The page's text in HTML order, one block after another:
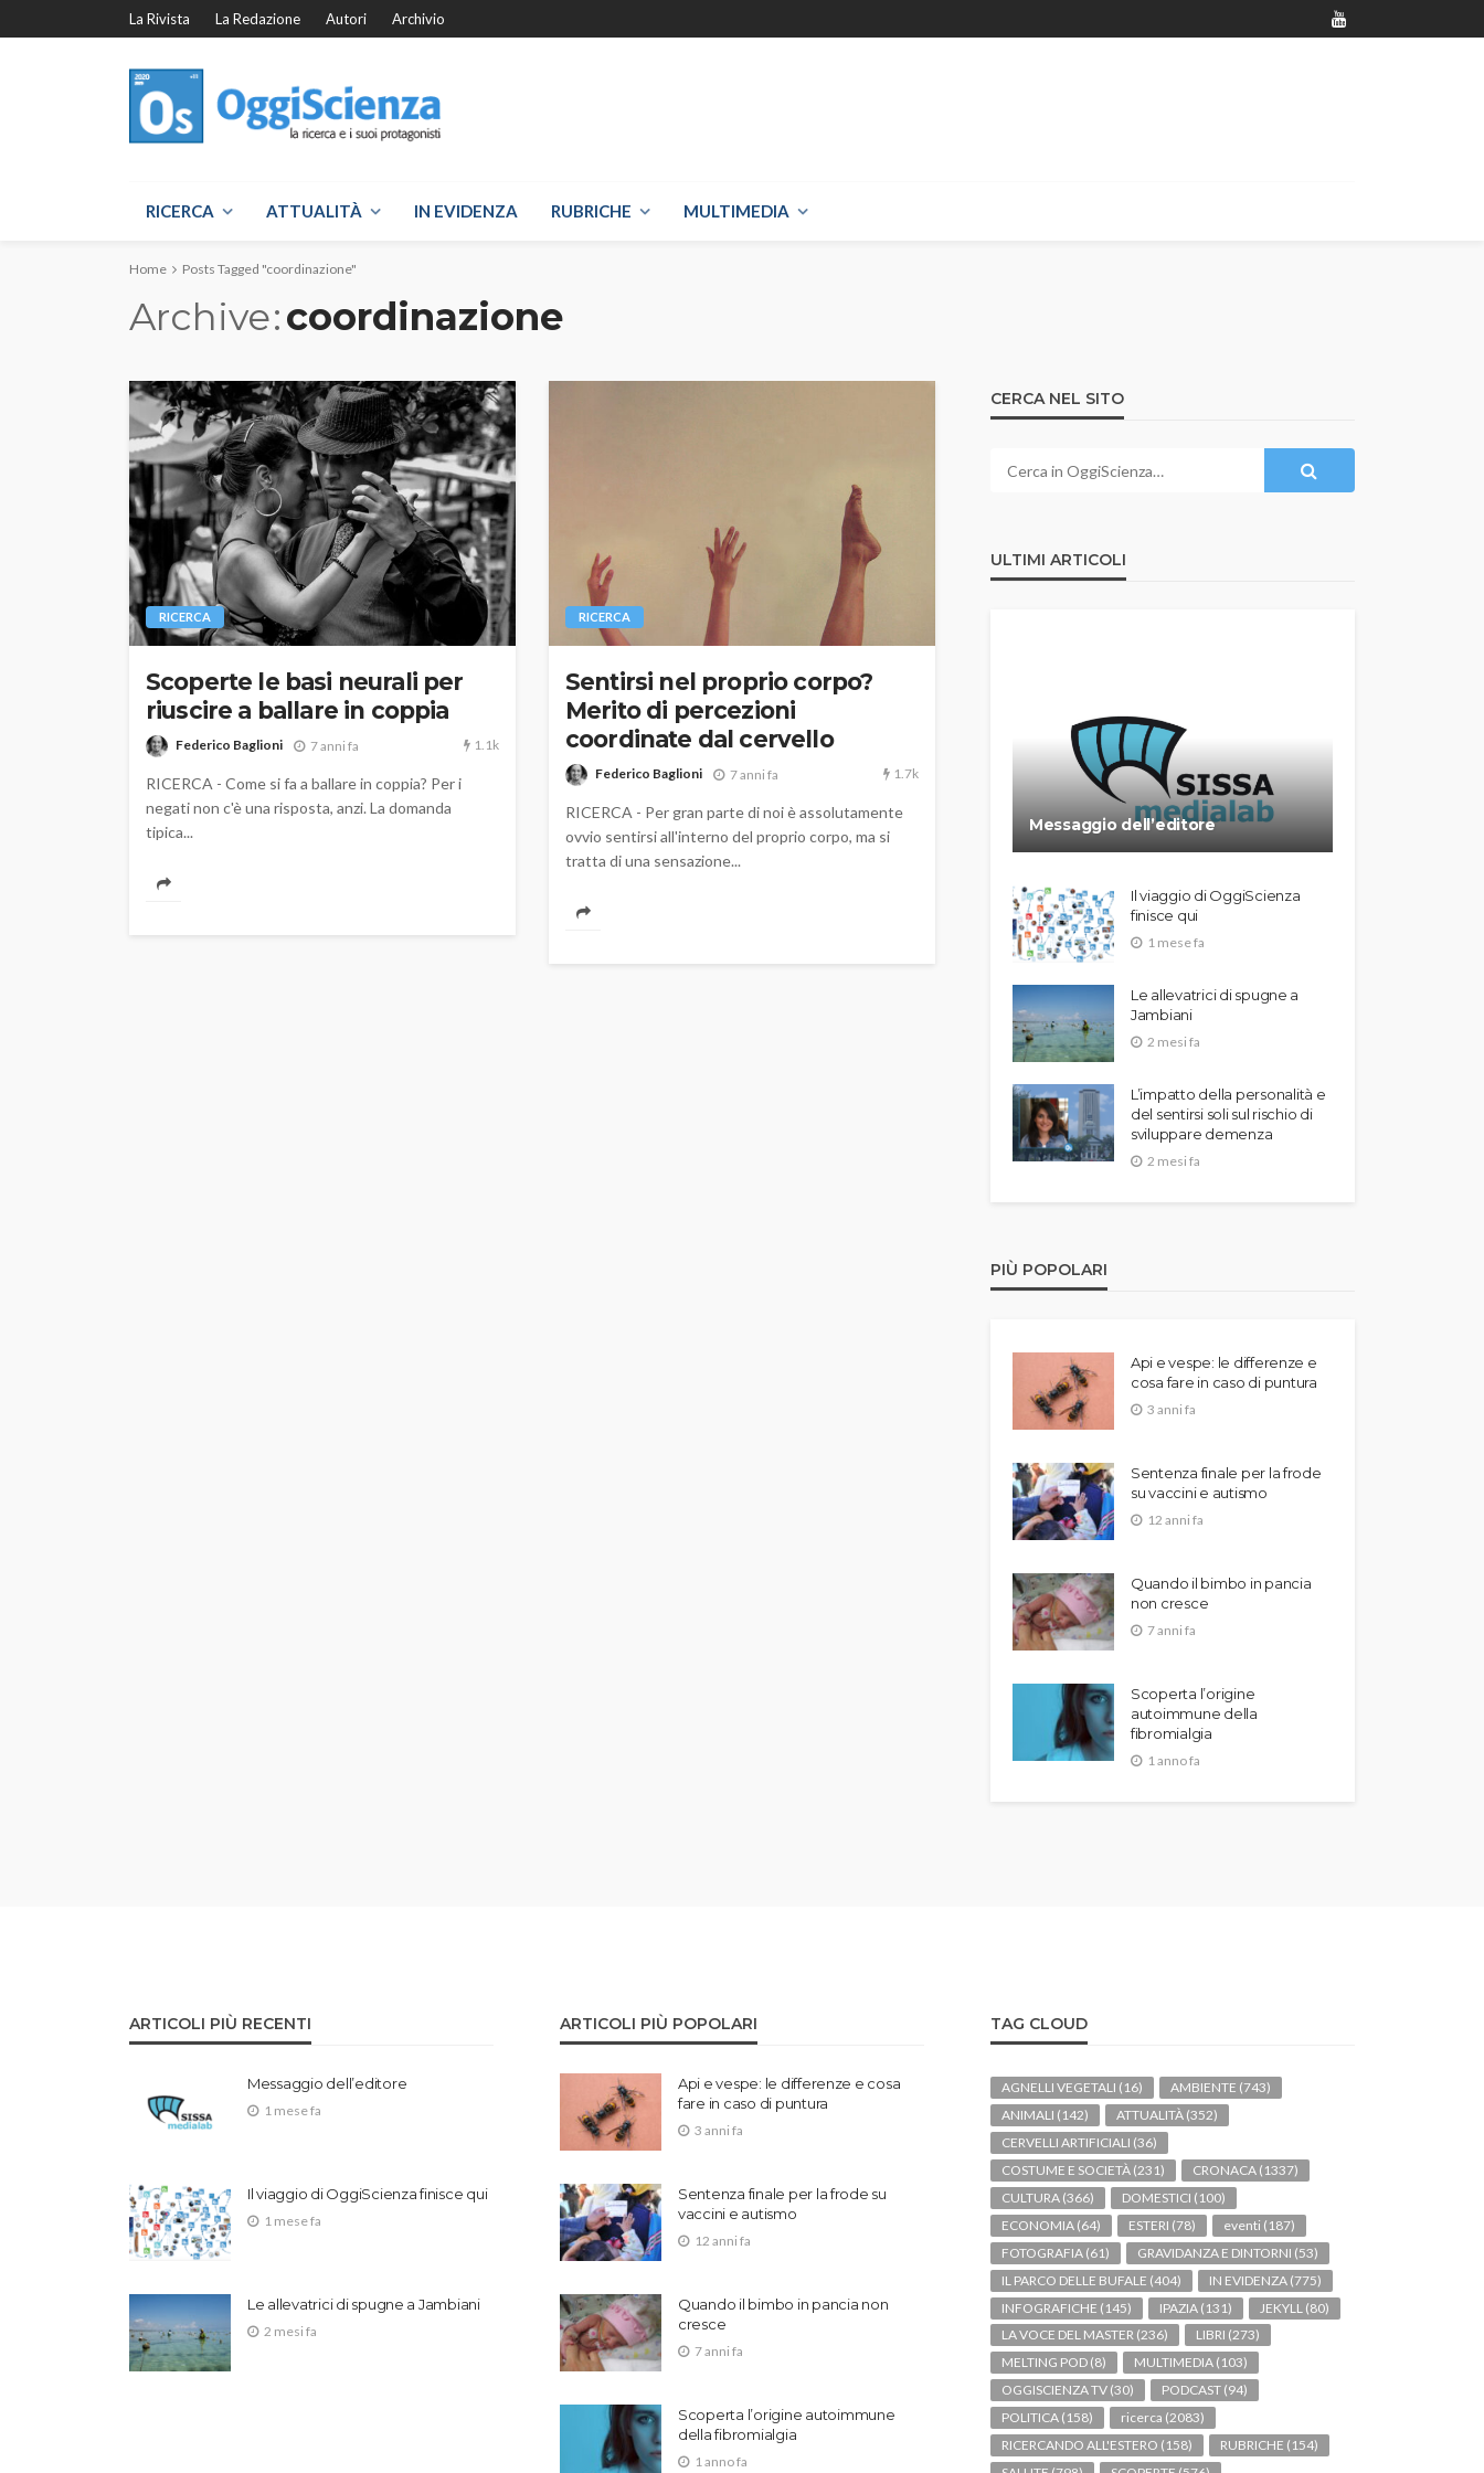
La Rivista La Redazione Autori Archivio
RICERCA ATTUALITÀ IN EVIDENZA RUBRICHE MULTIMEDIA
Home Posts Tagged "coordinazione"
Archive coordinazione
RICERCA
Scoperte le basi neurali per
riuscire a ballare in coppia
Federico Baglioni 7 anni fa 1.1k
RICERCA - Come si fa a ballare in coppia? Per i
negati non c'è una risposta, anzi. La domanda
tipica...
RICERCA
Sentirsi nel proprio corpo?
Merito di percezioni
coordinate dal cervello
Federico Baglioni 7 anni fa 1.7k
RICERCA - Per gran parte di noi è assolutamente
ovvio sentirsi all'interno del proprio corpo, ma si
tratta di una sensazione...
CERCA NEL SITO
ULTIMI ARTICOLI
Messaggio dell’editore
Il viaggio di OggiScienza
finisce qui
1 mese fa
Le allevatrici di spugne a
Jambiani
2 mesi fa
L’impatto della personalità e
del sentirsi soli sul rischio di
sviluppare demenza
2 mesi fa
PIÙ POPOLARI
Api e vespe: le differenze e
cosa fare in caso di puntura
3 anni fa
Sentenza finale per la frode
su vaccini e autismo
12 anni fa
Quando il bimbo in pancia
non cresce
7 anni fa
Scoperta l’origine
autoimmune della
fibromialgia
1 anno fa
ARTICOLI PIÙ RECENTI
Messaggio dell’editore
1 mese fa
Il viaggio di OggiScienza finisce qui
1 mese fa
Le allevatrici di spugne a Jambiani
2 mesi fa
ARTICOLI PIÙ POPOLARI
Api e vespe: le differenze e cosa
fare in caso di puntura
3 anni fa
Sentenza finale per la frode su
vaccini e autismo
12 anni fa
Quando il bimbo in pancia non
cresce
7 anni fa
Scoperta l’origine autoimmune
della fibromialgia
1 anno fa
TAG CLOUD
AGNELLI VEGETALI (16) AMBIENTE (743)
ANIMALI (142) ATTUALITÀ (352)
CERVELLI ARTIFICIALI (36)
COSTUME E SOCIETÀ (231) CRONACA (1337)
CULTURA (366) DOMESTICI (100)
ECONOMIA (64) ESTERI (78) eventi (187)
FOTOGRAFIA (61) GRAVIDANZA E DINTORNI (53)
IL PARCO DELLE BUFALE (404) IN EVIDENZA (775)
INFOGRAFICHE (145) IPAZIA (131) JEKYLL (80)
LA VOCE DEL MASTER (236) LIBRI (273)
MELTING POD (8) MULTIMEDIA (103)
OGGISCIENZA TV (30) PODCAST (94)
POLITICA (158) ricerca (2083)
RICERCANDO ALL'ESTERO (158) RUBRICHE (154)